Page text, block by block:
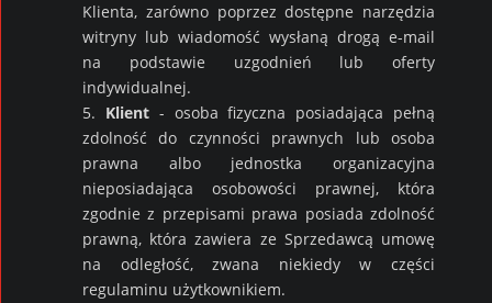
Klienta, zarówno poprzez dostępne narzędzia
witryny lub wiadomość wysłaną drogą e-mail
na podstawie uzgodnień lub oferty
indywidualnej.
5. Klient - osoba fizyczna posiadająca pełną
zdolność do czynności prawnych lub osoba
prawna albo jednostka organizacyjna
nieposiadająca osobowości prawnej, która
zgodnie z przepisami prawa posiada zdolność
prawną, która zawiera ze Sprzedawcą umowę
na odległość, zwana niekiedy w części
regulaminu użytkownikiem.